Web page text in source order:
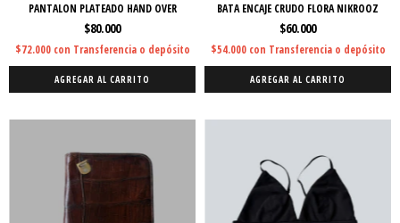
PANTALON PLATEADO HAND OVER
$80.000
$72.000 con Transferencia o depósito
AGREGAR AL CARRITO
BATA ENCAJE CRUDO FLORA NIKROOZ
$60.000
$54.000 con Transferencia o depósito
AGREGAR AL CARRITO